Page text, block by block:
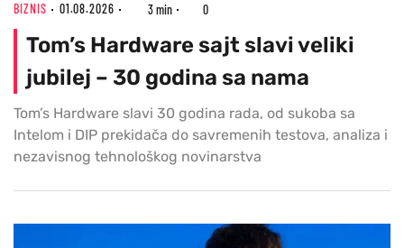
BIZNIS 01.08.2026 3 min 0
Tom’s Hardware sajt slavi veliki
jubilej – 30 godina sa nama
Tom’s Hardware slavi 30 godina rada, od sukoba sa
Intelom i DIP prekidača do savremenih testova, analiza i
nezavisnog tehnološkog novinarstva